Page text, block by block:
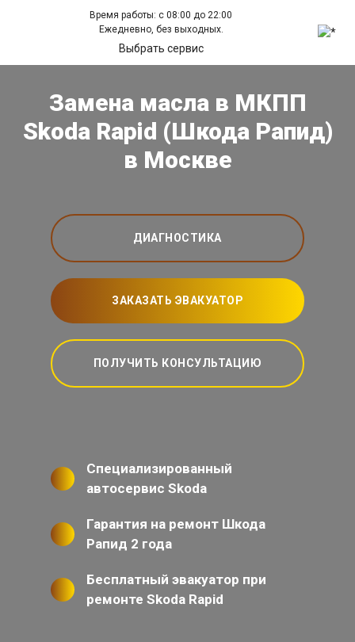
Время работы: с 08:00 до 22:00
Ежедневно, без выходных.
Выбрать сервис
Замена масла в МКПП
Skoda Rapid (Шкода Рапид)
в Москве
ДИАГНОСТИКА
ЗАКАЗАТЬ ЭВАКУАТОР
ПОЛУЧИТЬ КОНСУЛЬТАЦИЮ
Специализированный
автосервис Skoda
Гарантия на ремонт Шкода
Рапид 2 года
Бесплатный эвакуатор при
ремонте Skoda Rapid